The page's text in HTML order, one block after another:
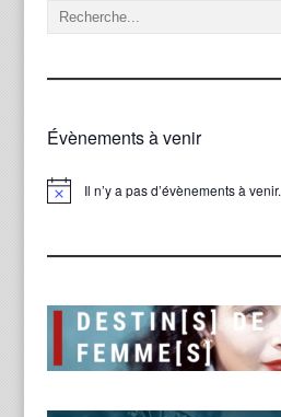
Évènements à venir
Notice Il n’y a pas d’évènements à venir.